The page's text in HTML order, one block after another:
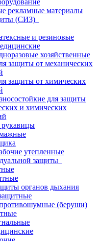
рекламные материалы
(СИЗ)
и резиновые
хозяйственные
защиты от механических
защиты от химических
для защиты
и химических
утепленные
защиты
органов дыхания
(беруши)